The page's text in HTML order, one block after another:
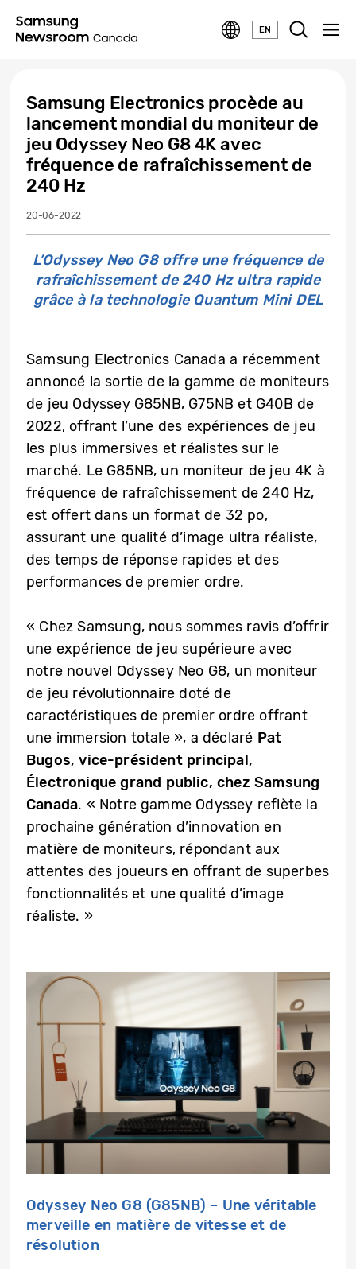
EN
Samsung Electronics procède au
lancement mondial du moniteur de
jeu Odyssey Neo G8 4K avec
fréquence de rafraîchissement de
240 Hz
20-06-2022
L’Odyssey Neo G8 offre une fréquence de
rafraîchissement de 240 Hz ultra rapide
grâce à la technologie Quantum Mini DEL
Samsung Electronics Canada a récemment
annoncé la sortie de la gamme de moniteurs
de jeu Odyssey G85NB, G75NB et G40B de
2022, offrant l’une des expériences de jeu
les plus immersives et réalistes sur le
marché. Le G85NB, un moniteur de jeu 4K à
fréquence de rafraîchissement de 240 Hz,
est offert dans un format de 32 po,
assurant une qualité d’image ultra réaliste,
des temps de réponse rapides et des
performances de premier ordre.
« Chez Samsung, nous sommes ravis d’offrir
une expérience de jeu supérieure avec
notre nouvel Odyssey Neo G8, un moniteur
de jeu révolutionnaire doté de
caractéristiques de premier ordre offrant
une immersion totale », a déclaré Pat
Bugos, vice-président principal,
Électronique grand public, chez Samsung
Canada. « Notre gamme Odyssey reflète la
prochaine génération d’innovation en
matière de moniteurs, répondant aux
attentes des joueurs en offrant de superbes
fonctionnalités et une qualité d’image
réaliste. »
Odyssey Neo G8 (G85NB) – Une véritable
merveille en matière de vitesse et de
résolution